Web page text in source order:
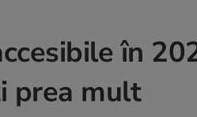
în
prea mult